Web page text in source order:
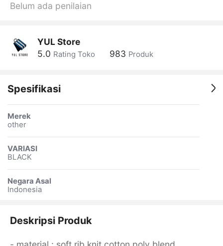
Belum ada penilaian
YUL Store
5.0 Rating Toko 983 Produk
Spesifikasi
Merek
other
VARIASI
BLACK
Negara Asal
Indonesia
Deskripsi Produk